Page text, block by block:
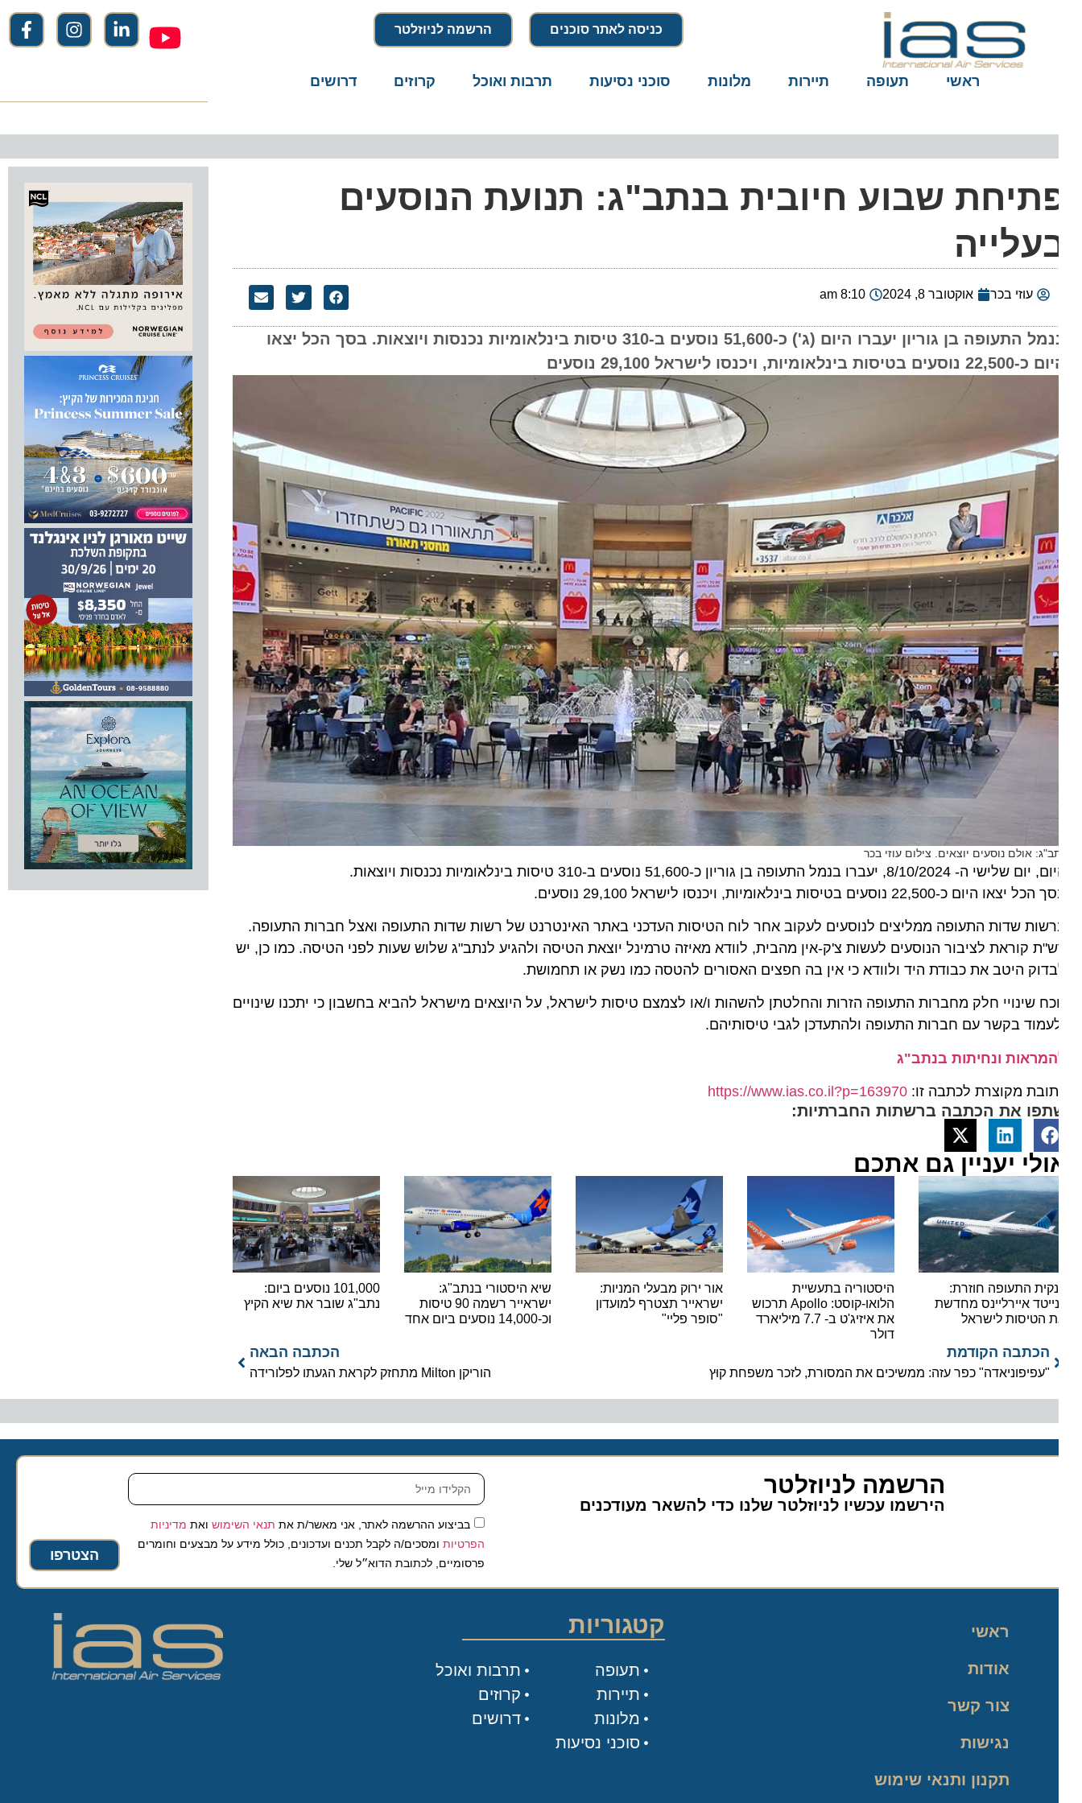
כניסה לאתר סוכנים הרשמה לניוזלטר
ראשי תעופה תיירות מלונות סוכני נסיעות תרבות ואוכל קרוזים דרושים
שבוע חיובית בנתב"ג: תנועת הנוסעים
עוזי בכר אוקטובר 8, 2024 8:10 am
בנמל התעופה בן גוריון יעברו היום (ג') כ-51,600 נוסעים ב-310 טיסות בינלאומיות נכנסות ויוצאות. בסך הכל יצאו
בטיסות בינלאומיות, ויכנסו לישראל 29,100 נוסעים
אולם נוסעים יוצאים. צילום עוזי בכר
ה- 8/10/2024, יעברו בנמל התעופה בן גוריון כ-51,600 נוסעים ב-310 טיסות בינלאומיות נכנסות ויוצאות.
יצאו היום כ-22,500 נוסעים בטיסות בינלאומיות, ויכנסו לישראל 29,100 נוסעים.
שדות התעופה ממליצים לנוסעים לעקוב אחר לוח הטיסות העדכני באתר האינטרנט של רשות שדות התעופה ואצל חברות התעופה.
קוראת לציבור הנוסעים לעשות צ'ק-אין מהבית, לוודא מאיזה טרמינל יוצאת הטיסה ולהגיע לנתב"ג שלוש שעות לפני הטיסה. כמו כן, יש
היטב את כבודת היד ולוודא כי אין בה חפצים האסורים להטסה כמו נשק או תחמושת.
שינויי חלק מחברות התעופה הזרות והחלטתן להשהות ו/או לצמצם טיסות לישראל, על היוצאים מישראל להביא בחשבון כי יתכנו שינויים
בקשר עם חברות התעופה ולהתעדכן לגבי טיסותיהם.
ונחיתות בנתב"ג
מקוצרת לכתבה זו:https://www.ias.co.il?p=163970
את הכתבה ברשתות החברתיות:
יעניין גם אתכם
התעופה חוזרת:
איירליינס מחדשת
הטיסות לישראל
היסטוריה בתעשיית
הלואו-קוסט: Apollo תרכוש
את איזיג'ט ב- 7.7 מיליארד
דולר
אור ירוק מבעלי המניות:
ישראייר תצטרף למועדון
"סופר פליי"
שיא היסטורי בנתב"ג:
ישראייר רשמה 90 טיסות
101,000 נוסעים ביום:
נתב"ג שובר את שיא הקיץ
הכתבה הקודמת
"עפיפוניאדה" כפר עזה: ממשיכים את המסורת, לזכר משפחת קוּץ
הכתבה הבאה
הוריקן Milton מתחזק לקראת הגעתו לפלורידה
הרשמה לניוזלטר
הירשמו עכשיו לניוזלטר שלנו כדי להשאר מעודכנים
בביצוע ההרשמה לאתר, אני מאשר/ת אתתנאי השימושואת מדיניות
הפרטיותומסכים/ה לקבל תכנים ועדכונים, כולל מידע על מבצעים וחומרים
פרסומיים, לכתובת הדוא״ל שלי.
הצטרפו
ראשי
אודות
צור קשר
נגישות
תקנון ותנאי שימוש
קטגוריות
תעופה
תיירות
מלונות
סוכני נסיעות
תרבות ואוכל
קרוזים
דרושים